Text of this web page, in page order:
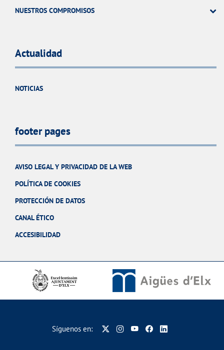
NUESTROS COMPROMISOS
Actualidad
NOTICIAS
footer pages
AVISO LEGAL Y PRIVACIDAD DE LA WEB
POLÍTICA DE COOKIES
PROTECCIÓN DE DATOS
CANAL ÉTICO
ACCESIBILIDAD
Síguenos en: